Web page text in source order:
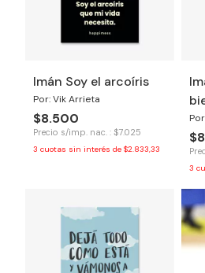
Imán Soy el arcoíris
Por: Vik Arrieta
$8.500
Precio s/imp. nac. : $7.025
3 cuotas sin interés de $2.833,33
3